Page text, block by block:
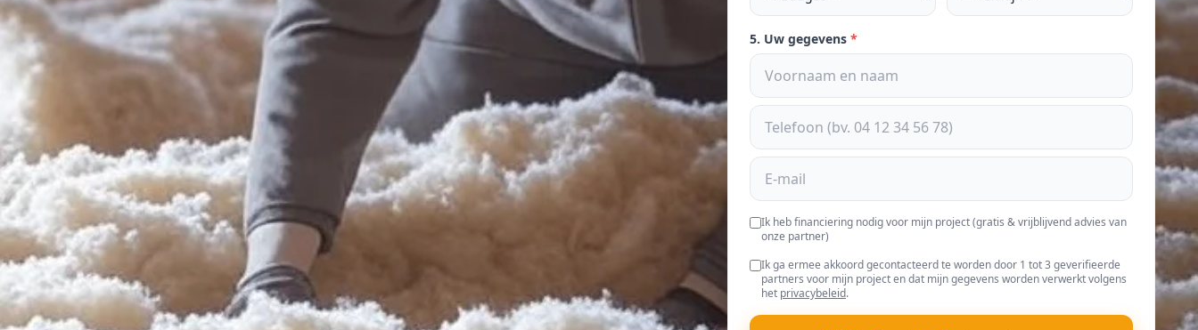
5. Uw gegevens *
Ik heb financiering nodig voor mijn project (gratis & vrijblijvend advies van
onze partner)
Ik ga ermee akkoord gecontacteerd te worden door 1 tot 3 geverifieerde
partners voor mijn project en dat mijn gegevens worden verwerkt volgens
het privacybeleid.